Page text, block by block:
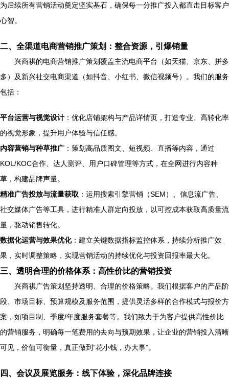
为后续所有营销活动奠定坚实基石，确保每一分推广投入都直击目标客户
心智。
二、全渠道电商营销推广策划：整合资源，引爆销量
兴商祺的电商营销推广策划覆盖主流电商平台（如天猫、京东、拼多
多）及新兴社交电商渠道（如抖音、小红书、微信视频号）。我们的服务
包括：
平台运营与视觉设计 ：优化店铺架构与产品详情页，打造专业、高转化率
的视觉形象，提升用户体验与信任感。
内容营销与种草推广 ：策划高品质图文、短视频、直播等内容，通过
KOL/KOC合作、达人测评、用户口碑管理等方式，在全网进行内容种
草，构建品牌声量。
精准广告投放与流量获取 ：运用搜索引擎营销（SEM）、信息流广告、
社交媒体广告等工具，进行精准人群定向投放，以可控成本获取高质量流
量，驱动销售转化。
数据化运营与效果优化：建立关键数据指标监控体系，持续分析推广效
果，实时调整策略，实现营销活动的持续优化与投资回报率最大化。
三、透明合理的价格体系：高性价比的营销投资
兴商祺广告策划坚持透明、合理的价格策略。我们根据客户的产品阶
段、市场目标、预算规模及服务范围，提供灵活多样的合作模式与报价方
案，如项目制、季度/年度服务套餐等。我们致力于为客户提供高性价比
的营销服务，明确每一笔费用的去向与预期效果，让企业的营销投入清晰
可见，价值可衡量，真正做到“花小钱，办大事”。
四、会议及展览服务：线下体验，深化品牌连接